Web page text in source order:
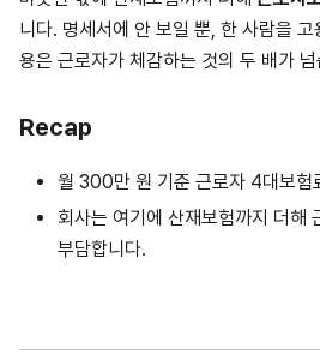
니다. 명세서에 안 보일 뿐, 한 사람을 고
용은 근로자가 체감하는 것의 두 배가
Recap
월 300만 원 기준 근로자 4대보험
회사는 여기에 산재보험까지 더해
부담합니다.